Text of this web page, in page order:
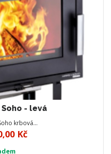
Soho - levá
krbová…
Kč